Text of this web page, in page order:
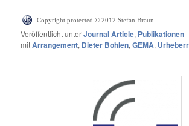
Copyright protected © 2012 Stefan Braun
Veröffentlicht unterJournal Article, Publikationen
mitArrangement, Dieter Bohlen,GEMA,